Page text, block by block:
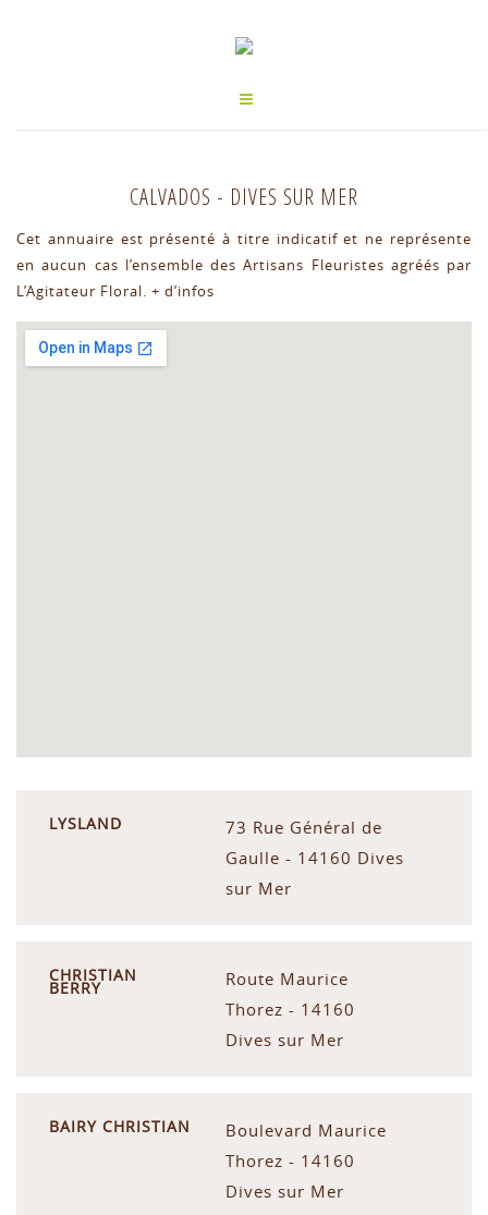
CALVADOS - DIVES SUR MER
Cet annuaire est présenté à titre indicatif et ne représente
en aucun cas l’ensemble des Artisans Fleuristes agréés par
L’Agitateur Floral. + d’infos
LYSLAND
73 Rue Général de
Gaulle - 14160 Dives
sur Mer
CHRISTIAN
BERRY
Route Maurice
Thorez - 14160
Dives sur Mer
BAIRY CHRISTIAN
Boulevard Maurice
Thorez - 14160
Dives sur Mer